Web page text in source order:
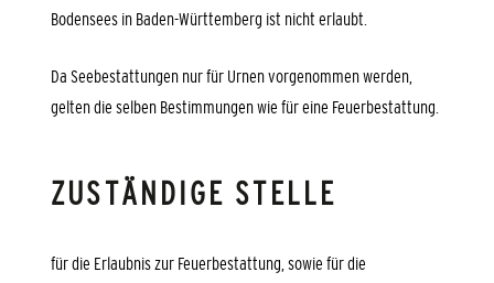
Bodensees in Baden-Württemberg ist nicht erlaubt.
Da Seebestattungen nur für Urnen vorgenommen werden,
gelten die selben Bestimmungen wie für eine Feuerbestattung.
ZUSTÄNDIGE STELLE
für die Erlaubnis zur Feuerbestattung, sowie für die